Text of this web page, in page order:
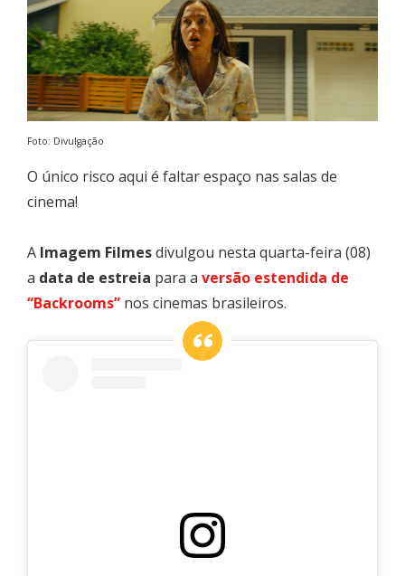
Foto: Divulgação
O único risco aqui é faltar espaço nas salas de
cinema!
A Imagem Filmesdivulgou nesta quarta-feira (08)
a data de estreia para a versão estendida de
“Backrooms” nos cinemas brasileiros.